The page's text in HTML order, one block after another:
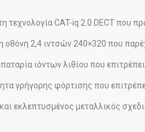
τεχνολογία CAT-iq 2.0 DECT που
2,4 ιντσών 240×320 που
ιόντων λιθίου που
γρήγορης φόρτισης που
εκλεπτυσμένος μεταλλικός